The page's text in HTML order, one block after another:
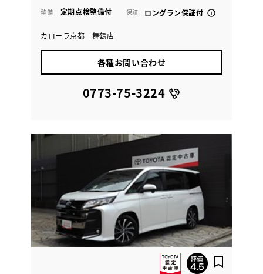
整備 定期点検整備付 保証 ロングラン保証付
カローラ京都 舞鶴店
各種お問い合わせ
0773-75-3224